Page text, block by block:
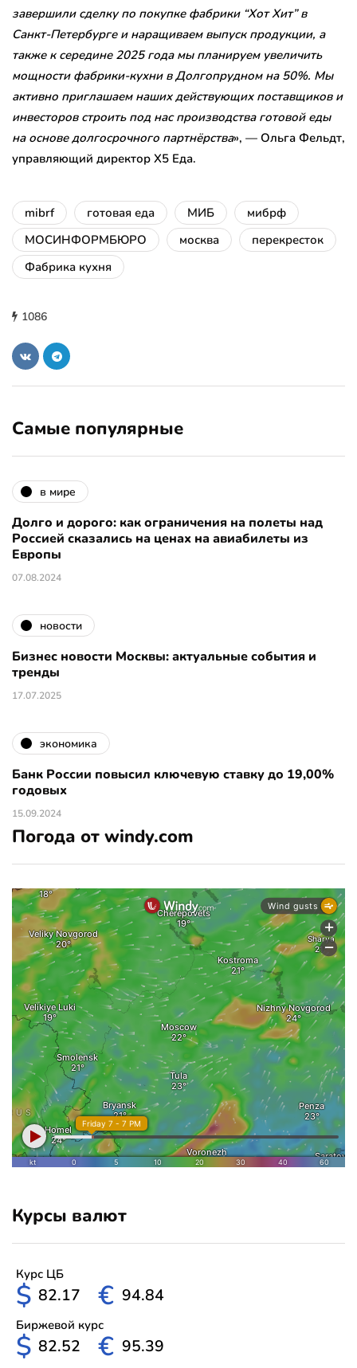
завершили сделку по покупке фабрики “Хот Хит” в
Санкт-Петербурге и наращиваем выпуск продукции, а
также к середине 2025 года мы планируем увеличить
мощности фабрики-кухнив Долгопрудном на 50%. Мы
активно приглашаем наших действующих поставщиков и
инвесторов строить под нас производства готовой еды
на основе долгосрочного партнёрства», — Ольга Фельдт,
управляющий директор X5 Еда.
mibrf готовая еда МИБ
мибрф
МОСИНФОРМБЮРО
москва
перекресток
Фабрика кухня
1086
Самые популярные
в мире
Долго и дорого: как ограничения на полеты над
Россией сказались на ценах на авиабилеты из
Европы
07.08.2024
новости
Бизнес новости Москвы: актуальные события и
тренды
17.07.2025
экономика
Банк России повысил ключевую ставку до 19,00%
годовых
15.09.2024
Погода от windy.com
Курсы валют
Курс ЦБ
$ 82.17 € 94.84
Биржевой курс
$ 82.52 € 95.39